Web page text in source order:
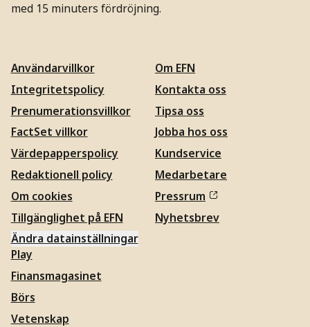
med 15 minuters fördröjning.
Användarvillkor
Integritetspolicy
Prenumerationsvillkor
FactSet villkor
Värdepapperspolicy
Redaktionell policy
Om cookies
Tillgänglighet på EFN
Ändra datainställningar
Om EFN
Kontakta oss
Tipsa oss
Jobba hos oss
Kundservice
Medarbetare
Pressrum
Nyhetsbrev
Play
Finansmagasinet
Börs
Vetenskap